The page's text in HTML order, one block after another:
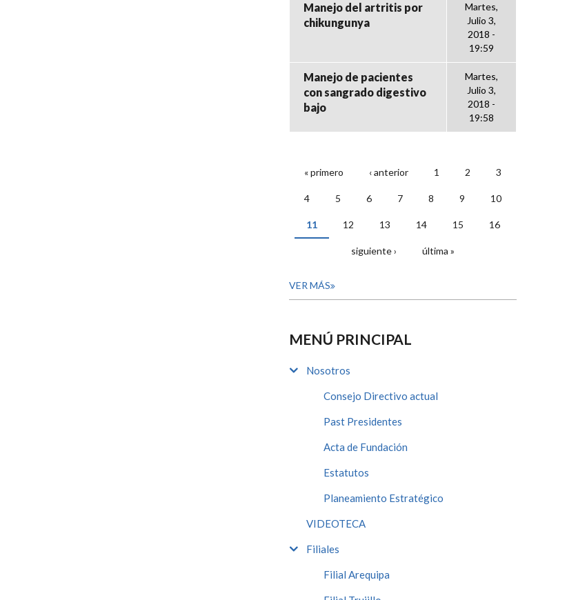
Manejo del artritis por
chikungunya
Martes,
Julio 3,
2018 -
19:59
Manejo de pacientes
con sangrado digestivo
bajo
Martes,
Julio 3,
2018 -
19:58
PÁGINAS
« primero ‹ anterior 1 2 3
4 5 6 7 8 9 10
11 12 13 14 15 16
siguiente › última »
VER MÁS
MENÚ PRINCIPAL
Nosotros
Consejo Directivo actual
Past Presidentes
Acta de Fundación
Estatutos
Planeamiento Estratégico
VIDEOTECA
Filiales
Filial Arequipa